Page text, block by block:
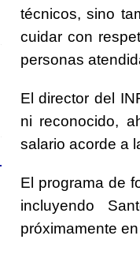
técnicos, sino
cuidar con
personas
El director del
ni reconocido,
salario acorde a
El programa de
incluyendo
próximamente